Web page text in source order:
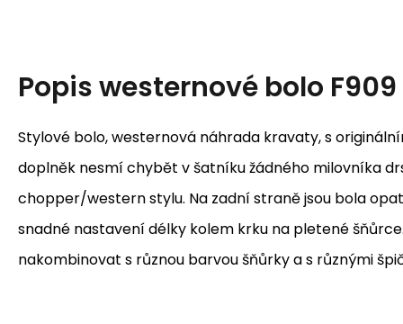
Popiswesternové bolo F909
Stylové bolo, westernová náhrada kravaty, s
doplněk nesmí chybět v šatníku žádného milovníka
chopper/western stylu. Na zadní straně jsou bola
snadné nastavení délky kolem krku na pletené
nakombinovat s různou barvou šňůrky a s různými